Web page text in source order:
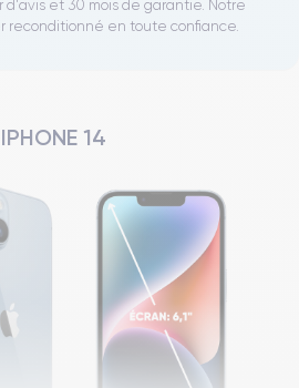
d'avis et 30 mois de garantie. Notre
reconditionné en toute confiance.
14